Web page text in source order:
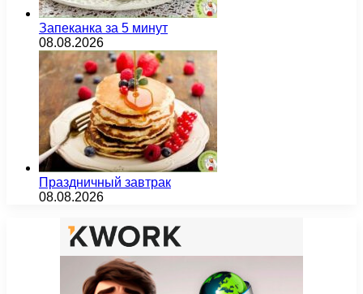
Запеканка за 5 минут
08.08.2026
Праздничный завтрак
08.08.2026